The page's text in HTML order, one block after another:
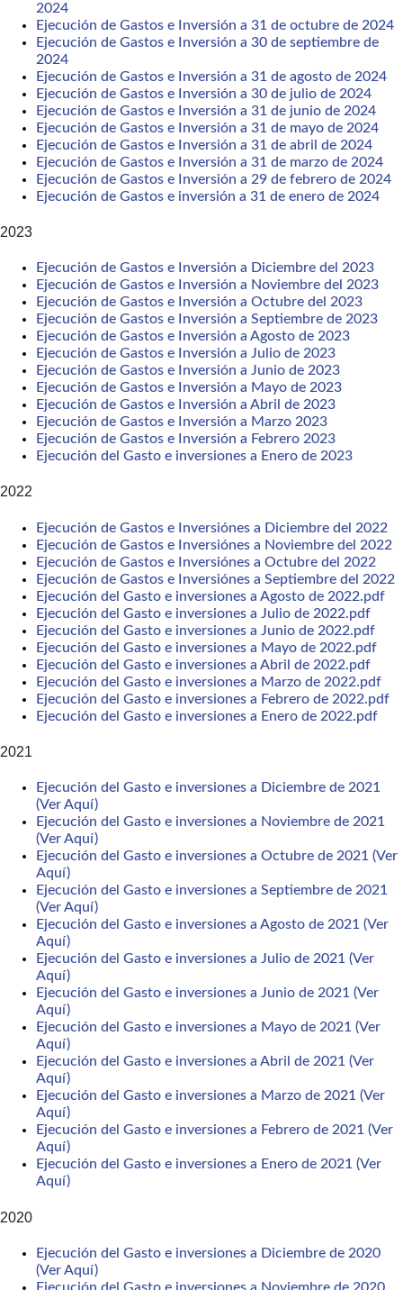
2024
Ejecución de Gastos e Inversión a 31 de octubre de 2024
Ejecución de Gastos e Inversión a 30 de septiembre de
2024
Ejecución de Gastos e Inversión a 31 de agosto de 2024
Ejecución de Gastos e Inversión a 30 de julio de 2024
Ejecución de Gastos e Inversión a 31 de junio de 2024
Ejecución de Gastos e Inversión a 31 de mayo de 2024
Ejecución de Gastos e Inversión a 31 de abril de 2024
Ejecución de Gastos e Inversión a 31 de marzo de 2024
Ejecución de Gastos e Inversión a 29 de febrero de 2024
Ejecución de Gastos e inversión a 31 de enero de 2024
2023
Ejecución de Gastos e Inversión a Diciembre del 2023
Ejecución de Gastos e Inversión a Noviembre del 2023
Ejecución de Gastos e Inversión a Octubre del 2023
Ejecución de Gastos e Inversión a Septiembre de 2023
Ejecución de Gastos e Inversión a Agosto de 2023
Ejecución de Gastos e Inversión a Julio de 2023
Ejecución de Gastos e Inversión a Junio de 2023
Ejecución de Gastos e Inversión a Mayo de 2023
Ejecución de Gastos e Inversión a Abril de 2023
Ejecución de Gastos e Inversión a Marzo 2023
Ejecución de Gastos e Inversión a Febrero 2023
Ejecución del Gasto e inversiones a Enero de 2023
2022
Ejecución de Gastos e Inversiónes a Diciembre del 2022
Ejecución de Gastos e Inversiónes a Noviembre del 2022
Ejecución de Gastos e Inversiónes a Octubre del 2022
Ejecución de Gastos e Inversiónes a Septiembre del 2022
Ejecución del Gasto e inversiones a Agosto de 2022.pdf
Ejecución del Gasto e inversiones a Julio de 2022.pdf
Ejecución del Gasto e inversiones a Junio de 2022.pdf
Ejecución del Gasto e inversiones a Mayo de 2022.pdf
Ejecución del Gasto e inversiones a Abril de 2022.pdf
Ejecución del Gasto e inversiones a Marzo de 2022.pdf
Ejecución del Gasto e inversiones a Febrero de 2022.pdf
Ejecución del Gasto e inversiones a Enero de 2022.pdf
2021
Ejecución del Gasto e inversiones a Diciembre de 2021
(Ver Aquí)
Ejecución del Gasto e inversiones a Noviembre de 2021
(Ver Aquí)
Ejecución del Gasto e inversiones a Octubre de 2021 (Ver
Aquí)
Ejecución del Gasto e inversiones a Septiembre de 2021
(Ver Aquí)
Ejecución del Gasto e inversiones a Agosto de 2021 (Ver
Aquí)
Ejecución del Gasto e inversiones a Julio de 2021 (Ver
Aquí)
Ejecución del Gasto e inversiones a Junio de 2021 (Ver
Aquí)
Ejecución del Gasto e inversiones a Mayo de 2021 (Ver
Aquí)
Ejecución del Gasto e inversiones a Abril de 2021 (Ver
Aquí)
Ejecución del Gasto e inversiones a Marzo de 2021 (Ver
Aquí)
Ejecución del Gasto e inversiones a Febrero de 2021 (Ver
Aquí)
Ejecución del Gasto e inversiones a Enero de 2021 (Ver
Aquí)
2020
Ejecución del Gasto e inversiones a Diciembre de 2020
(Ver Aquí)
Ejecución del Gasto e inversiones a Noviembre de 2020